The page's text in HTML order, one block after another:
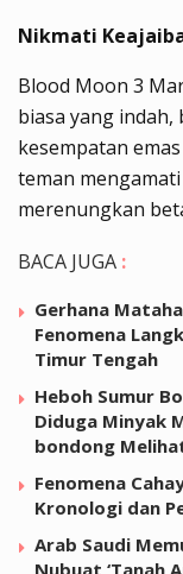
Nikmati
Blood Moon 3
biasa yang
kesempatan
teman
merenungkan
BACA JUGA :
Gerhana
Fenomena
Timur Tengah
Heboh Sumur
Diduga Minyak
bondong
Fenomena
Kronologi dan
Arab Saudi
Nubuat ‘Tanah